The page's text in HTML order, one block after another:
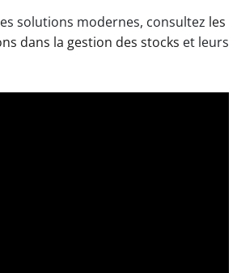
solutions modernes, consultez les
dans la gestion des stocks et leurs